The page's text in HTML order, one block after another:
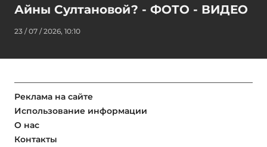
Айны Султановой? - ФОТО - ВИДЕО
23 / 07 / 2026, 10:10
Реклама на сайте
Использование информации
О нас
Контакты